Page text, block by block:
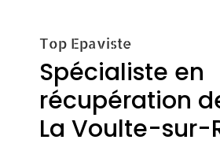
Top Epaviste
Spécialiste en
récupération
La Voulte-sur-